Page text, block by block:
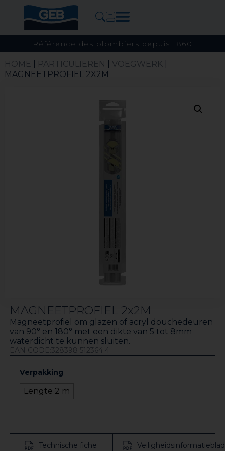
Référence des plombiers depuis 1860
HOME PARTICULIEREN VOEGWERK
MAGNEETPROFIEL 2X2M
MAGNEETPROFIEL 2x2M
Magneetprofiel om glazen of acryl douchedeuren
van 90° en 180° met een dikte van 5 tot 8mm
waterdicht te kunnen sluiten.
EAN CODE:328398 512364 4
Verpakking
Lengte 2 m
Technische fiche Veiligheidsinformatieblad